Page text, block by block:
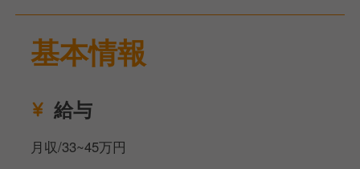
アを活かした新メニューの立案・開発にも携わってい
ただけます。
★オペレーション構築と数値管理
もクオリティを落とさない効率的なオペレーション構
基本情報
給与
月収/33~45万円